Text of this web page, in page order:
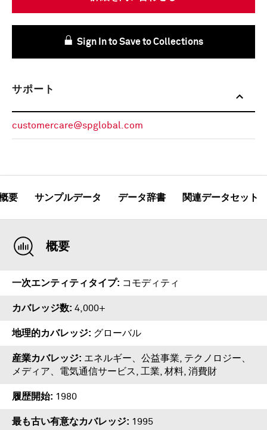
Sign In to Save to Collections
サポート
customercare@spglobal.com
要 サンプルデータ データ辞書 関連データセット
概要
一次エンティティタイプ コモディティ
カバレッジ数 4,000+
地理的カバレッジ グローバル
産業カバレッジ
エネルギー、公益事業, テクノロジー、
メディア、電気通信サービス, 工業, 材料, 消費財
履歴開始 1980
最も古い有意なカバレッジ 1995